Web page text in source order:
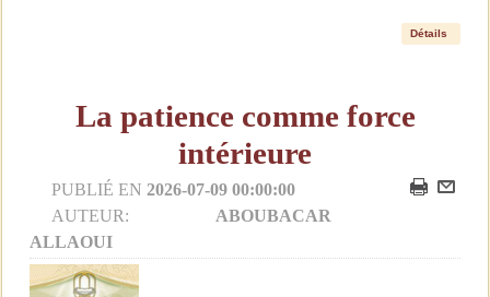
Détails
La patience comme force
intérieure
PUBLIÉ EN 2026-07-09 00:00:00
AUTEUR:
ABOUBACAR
ALLAOUI